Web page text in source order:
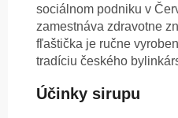
sociálnom podniku v
zamestnáva zdravotne
fľaštička je ručne
tradíciu českého
Účinky sirupu